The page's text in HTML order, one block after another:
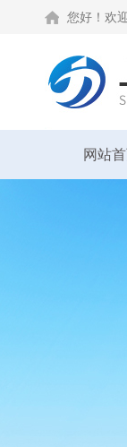
您好！欢
网站